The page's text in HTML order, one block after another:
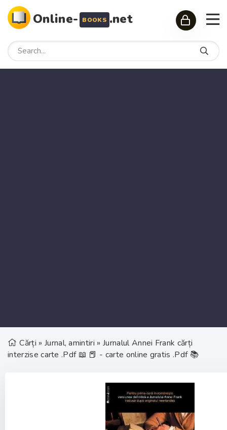
Online- BOOKS .net
Cărți » Jurnal, amintiri » Jurnalul Annei Frank cărți
interzise carte .Pdf 📖 📕 - carte online gratis .Pdf 📚